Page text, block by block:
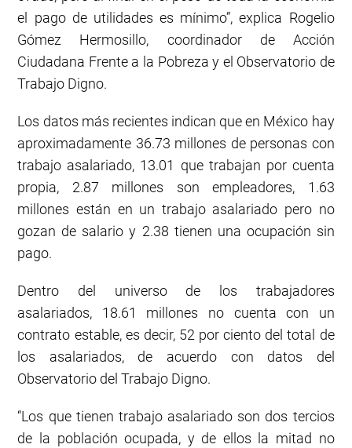
el pago de utilidades es mínimo”, explica Rogelio
Gómez Hermosillo, coordinador de Acción
Ciudadana Frente a la Pobreza y el Observatorio de
Trabajo Digno.
Los datos más recientes indican que en México hay
aproximadamente 36.73 millones de personas con
trabajo asalariado, 13.01 que trabajan por cuenta
propia, 2.87 millones son empleadores, 1.63
millones están en un trabajo asalariado pero no
gozan de salario y 2.38 tienen una ocupación sin
pago.
Dentro del universo de los trabajadores
asalariados, 18.61 millones no cuenta con un
contrato estable, es decir, 52 por ciento del total de
los asalariados, de acuerdo con datos del
Observatorio del Trabajo Digno.
“Los que tienen trabajo asalariado son dos tercios
de la población ocupada, y de ellos la mitad no